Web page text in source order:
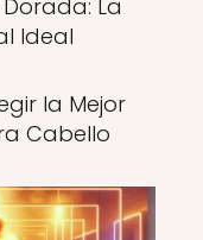
La
Ideal
la Mejor
Cabello